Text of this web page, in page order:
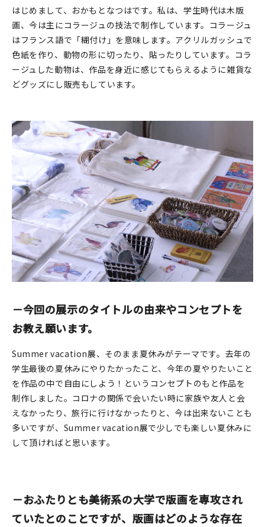
在庫限り
おすすめ特集
イベント・ワークショップ
ギャラリー
おしらせ
マイアカウント
お買い物ガイド
お問い合わせ
はじめまして、おかもとなつはです。私は、学生時代は木版
画、今は主にコラージュの技法で制作しています。コラージュ
はフランス語で「糊付け」を意味します。アクリルガッシュで
色紙を作り、動物の形に切ったり、貼ったりしています。コラ
ージュした動物は、作品を身近に感じてもらえるように雑貨な
どグッズにし販売もしています。
－今回の展示のタイトルの由来やコンセプトを
お教え願います。
Summer vacation展、そのまま夏休みがテーマです。去年の
学生最後の夏休みにやりたかったこと、今年の夏やりたいこと
を作品の中で自由にしよう！というコンセプトのもと作品を
制作しました。コロナの関係で会いたい時に家族や友人と会
えなかったり、旅行に行けなかったりと、今は出来ないことも
多いですが、Summer vacation展で少しでも楽しい夏休みに
して頂ければと思います。
－おふたりとも美術系の大学で版画を専攻され
ていたとのことですが、版画はどのような存在